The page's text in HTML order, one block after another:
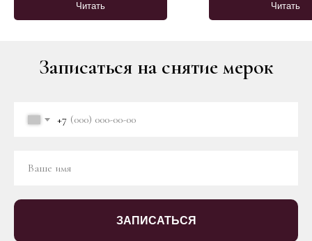
Читать Читать
Записаться на снятие мерок
+7
ЗАПИСАТЬСЯ